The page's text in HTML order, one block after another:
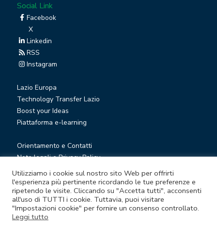
Social Link
Facebook
X
Linkedin
RSS
Instagram
Lazio Europa
Technology Transfer Lazio
Boost your Ideas
Piattaforma e-learning
Orientamento e Contatti
Note legali e Privacy Policy
Privacy Newsletter
Società trasparente
Whistleblowing
© Lazio Innova S.p.A. società soggetta a direzione e
Utilizziamo i cookie sul nostro sito Web per offrirti
l'esperienza più pertinente ricordando le tue preferenze e
ripetendo le visite. Cliccando su "Accetta tutti", acconsenti
all'uso di TUTTI i cookie. Tuttavia, puoi visitare
"Impostazioni cookie" per fornire un consenso controllato.
Leggi tutto